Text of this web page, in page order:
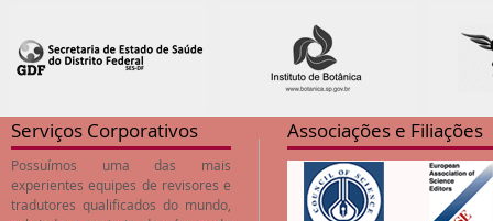
Serviços Corporativos
Possuímos uma das mais
experientes equipes de revisores e
tradutores qualificados do mundo,
Associações e Filiações